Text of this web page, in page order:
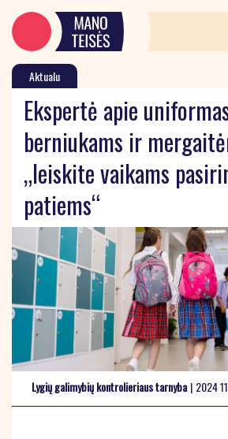
Aktualu
Ekspertė apie
berniukams ir
„leiskite vaikams
patiems“
Lygių galimybių kontrolieriaus tarnyba | 2024